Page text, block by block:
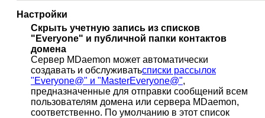
Настройки
Скрыть учетную запись из списков
"Everyone" и публичной папки контактов
домена
Сервер MDaemon может автоматически
создавать и обслуживатьсписки рассылок
"Everyone@" и "MasterEveryone@",
предназначенные для отправки сообщений всем
пользователям домена или сервера MDaemon,
соответственно. По умолчанию в этот список